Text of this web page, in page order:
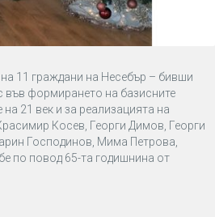
11 граждани на Несебър – бивши
във формирането на базисните
21 век и за реализацията на
Косев, Георги Димов, Георги
Господинов, Мима Петрова,
по повод 65-та годишнина от